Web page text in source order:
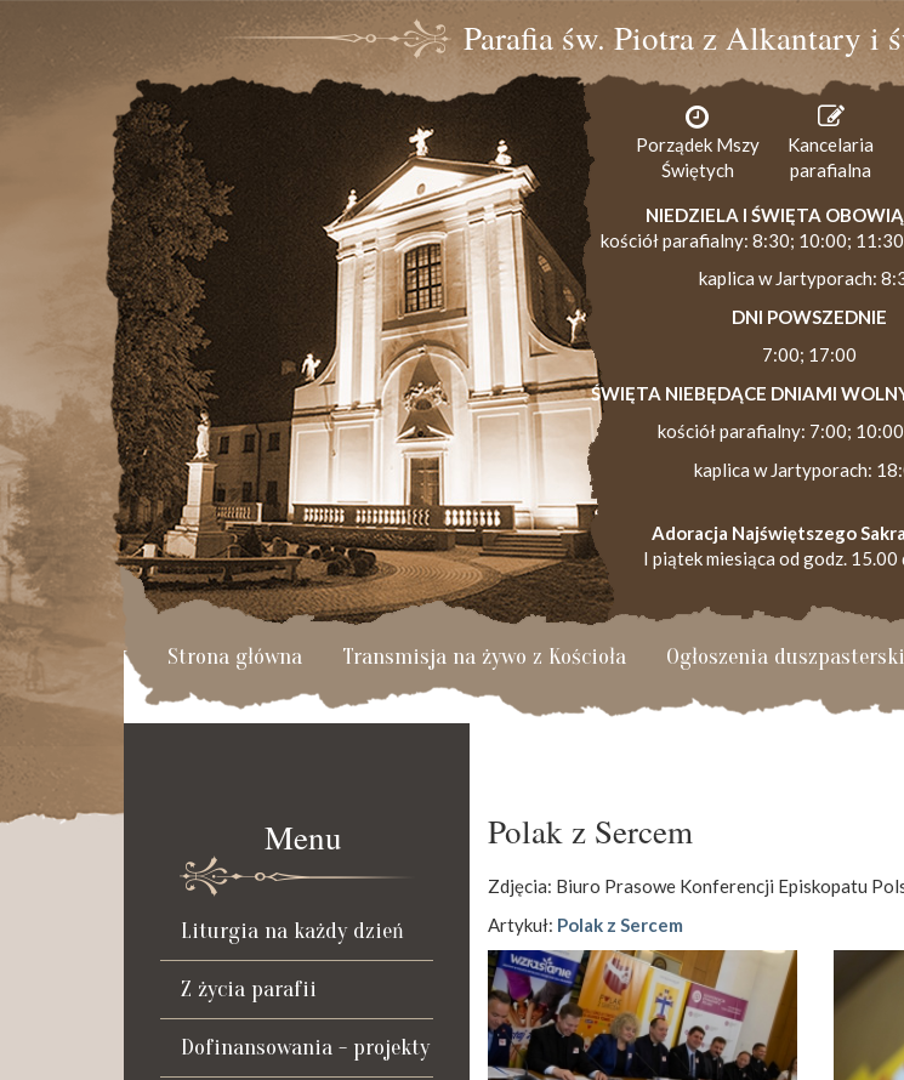
Parafia św. Piotra z Alkantary i
Porządek Mszy
Świętych
Kancelaria
parafialna
NIEDZIELA I ŚWIĘTA
kościół parafialny: 8:30; 10:00;
kaplica w Jartyporach:
DNI POWSZEDNIE
7:00; 17:00
ŚWIĘTA NIEBĘDĄCE DNIAMI
kościół parafialny: 7:00;
kaplica w Jartyporach:
Adoracja Najświętszego
I piątek miesiąca od godz.
Roman Postek + 48 667 684
Parafia św. Piotra z
i św. Antoniego z
Adres:
Strona główna Transmisja na żywo z Kościoła Ogłoszenia
Menu
Liturgia na każdy dzień
Z życia parafii
Dofinansowania - projekty
Polak z Sercem
Zdjęcia: Biuro Prasowe Konferencji Episkopatu
Artykuł: Polak z Sercem